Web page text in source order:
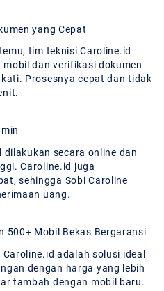
yang Cepat
tim teknisi Caroline.id
dan verifikasi dokumen
Prosesnya cepat dan tidak
dilakukan secara online dan
Caroline.id juga
sehingga Sobi Caroline
uang.
500+ Mobil Bekas Bergaransi
adalah solusi ideal
dengan harga yang lebih
tambah dengan mobil baru.